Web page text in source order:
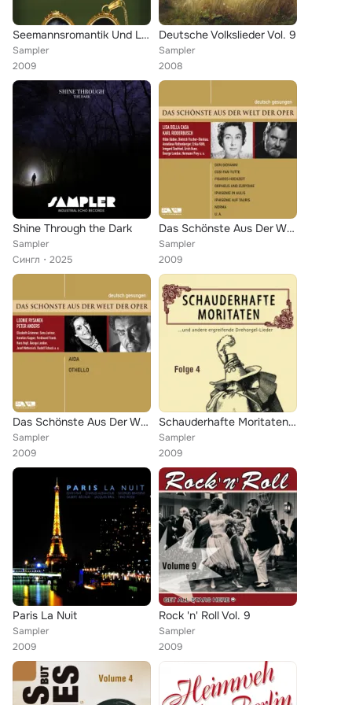
Seemannsromantik Und Lagerfeuerträume
Sampler
2009
Deutsche Volkslieder Vol. 9
Sampler
2008
Shine Through the Dark
Sampler
Сингл
2025
Das Schönste Aus Der Welt Der Oper - Don Giovanni, Cosi Fan Tutte U.A.
Sampler
2009
Das Schönste Aus Der Welt Der Oper (Aida, Othello)
Sampler
2009
Schauderhafte Moritaten Vol. 4
Sampler
2009
Paris La Nuit
Sampler
2009
Rock 'n' Roll Vol. 9
Sampler
2009